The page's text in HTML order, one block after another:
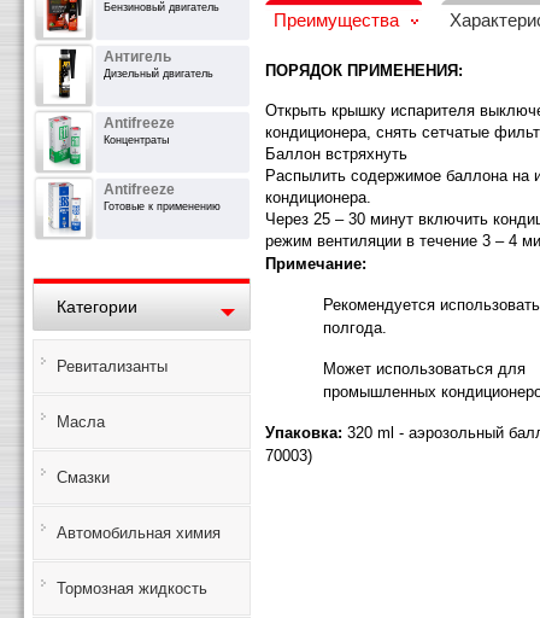
Бензиновый двигатель
Антигель
Дизельный двигатель
Antifreeze
Концентраты
Antifreeze
Готовые к применению
Категории
Ревитализанты
Масла
Смазки
Автомобильная химия
Тормозная жидкость
Преимущества
ПОРЯДОК ПРИМЕНЕНИЯ:
Открыть крышку испарителя
кондиционера, снять сетчатые
Баллон встряхнуть
Распылить содержимое баллона на
кондиционера.
Через 25 – 30 минут включить
режим вентиляции в течение 3 – 4
Примечание:
Рекомендуется
полгода.
Может использоваться для
промышленных
Упаковка: 320 ml - аэрозольный
70003)